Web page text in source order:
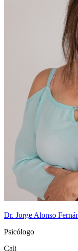
Dr. Jorge Alonso
Psicólogo
Cali